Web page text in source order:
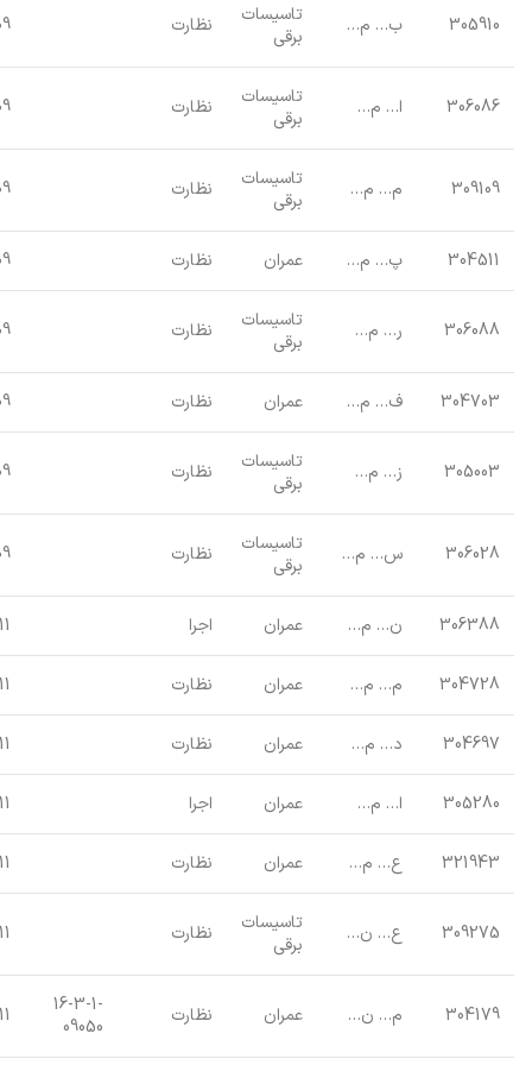
305910 ب… م…
تاسیسات
برقی
نظارت
306086 ا… م…
تاسیسات
برقی
نظارت
309109 م… م…
تاسیسات
برقی
نظارت
304511 پ… م… عمران نظارت
306088 ر… م…
تاسیسات
برقی
نظارت
304703 ف… م… عمران نظارت
305003 ز… م…
تاسیسات
برقی
نظارت
306028 س… م…
تاسیسات
برقی
نظارت
306388 ن… م… عمران اجرا
304728 م… م… عمران نظارت
304697 د… م… عمران نظارت
305280 ا… م… عمران اجرا
321943 ع… م… عمران نظارت
309275 ع… ن…
تاسیسات
برقی
نظارت
304179 م… ن… عمران نظارت
16-3-1-
09050